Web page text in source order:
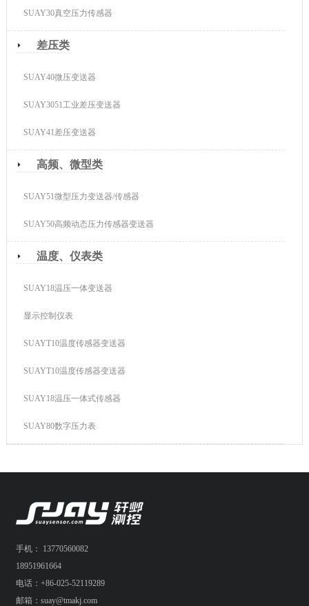
SUAY30真空压力传感器
差压类
SUAY40微压变送器
SUAY3051工业差压变送器
SUAY41差压变送器
高频、微型类
SUAY51微型压力变送器/传感器
SUAY50高频动态压力传感器变送器
温度、仪表类
SUAY18温压一体变送器
显示控制仪表
SUAYT10温度传感器变送器
SUAYT10温度传感器变送器
SUAY18温压一体式传感器
SUAY80数字压力表
手机： 13770560082
18951961664
电话：+86-025-52119289
邮箱：suay@tmakj.com